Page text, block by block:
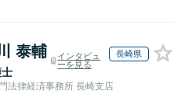
泰輔
インタビュ
ーを見る
長崎県
法律経済事務所 長崎支店